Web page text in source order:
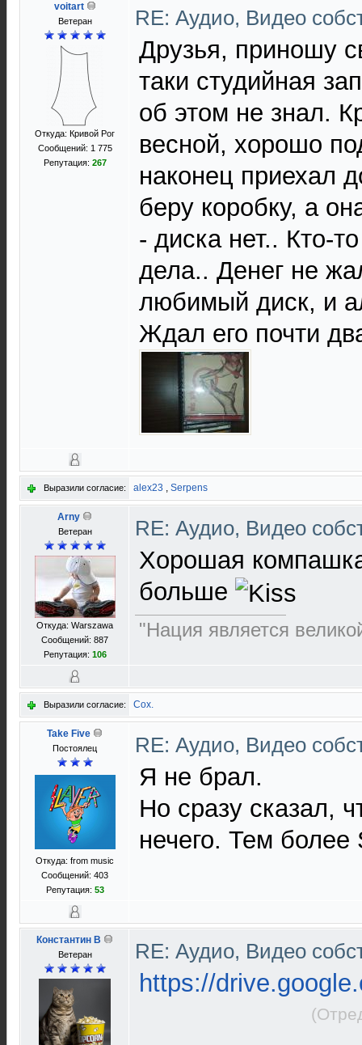
voitart
Ветеран
Откуда: Кривой Рог
Сообщений: 1 775
Репутация: 267
RE: Аудио, Видео
Друзья, приношу
таки студийная
об этом не знал.
весной, хорошо
наконец приехал
беру коробку, а
- диска нет.. Кто-
дела.. Денег не
любимый диск, и
Ждал его почти
Выразили согласие: alex23 , Serpens
Arny
Ветеран
Откуда: Warszawa
Сообщений: 887
Репутация: 106
RE: Аудио, Видео
Хорошая
больше
"Нация является
Выразили согласие: Cox.
Take Five
Постоялец
Откуда: from music
Сообщений: 403
Репутация: 53
RE: Аудио, Видео
Я не брал.
Но сразу сказал,
нечего. Тем более
Константин В
Ветеран RE: Аудио, Видео
https://